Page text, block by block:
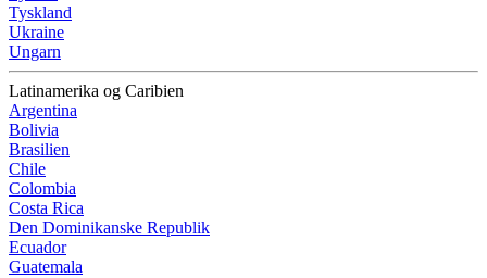
Tyskland
Ukraine
Ungarn
Latinamerika og Caribien
Argentina
Bolivia
Brasilien
Chile
Colombia
Costa Rica
Den Dominikanske Republik
Ecuador
Guatemala